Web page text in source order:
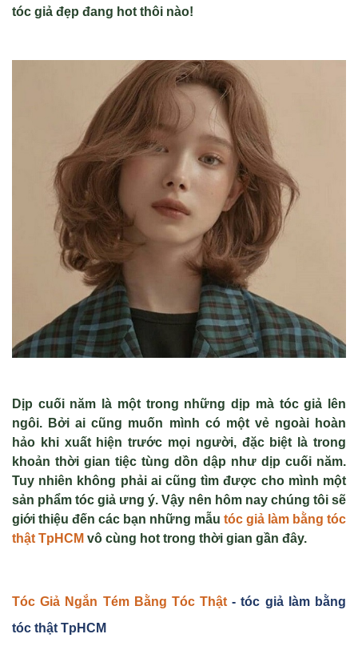
tóc giả đẹp đang hot thôi nào!
Dịp cuối năm là một trong những dịp mà tóc giả lên
ngôi. Bởi ai cũng muốn mình có một vẻ ngoài hoàn
hảo khi xuất hiện trước mọi người, đặc biệt là trong
khoản thời gian tiệc tùng dồn dập như dịp cuối năm.
Tuy nhiên không phải ai cũng tìm được cho mình một
sản phẩm tóc giả ưng ý. Vậy nên hôm nay chúng tôi sẽ
giới thiệu đến các bạn những mẫu tóc giả làm bằng tóc
thật TpHCM vô cùng hot trong thời gian gần đây.
Tóc Giả Ngắn Tém Bằng Tóc Thật - tóc giả làm bằng
tóc thật TpHCM